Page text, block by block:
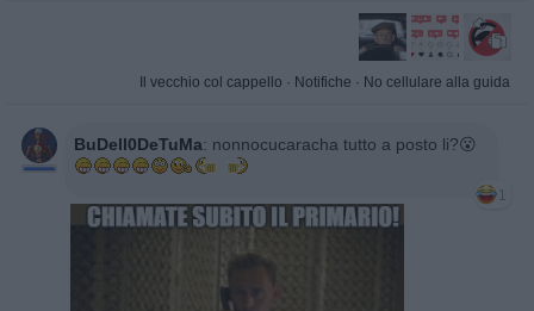
Il vecchio col cappello · Notifiche · No cellulare alla guida
BuDell0DeTuMa: nonnocucaracha tutto a posto li?😮
1